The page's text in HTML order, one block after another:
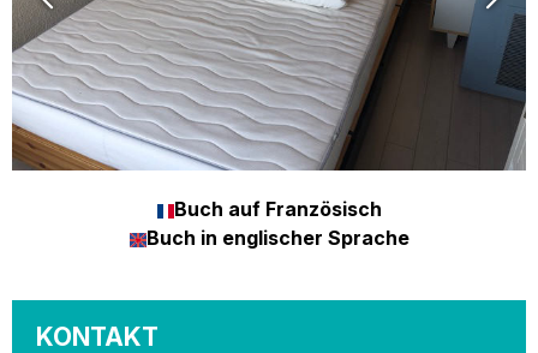
Buch auf Französisch
Buch in englischer Sprache
KONTAKT